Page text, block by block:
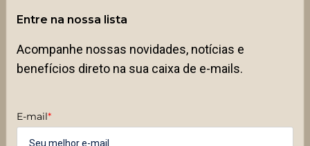
Entre na nossa lista
Acompanhe nossas novidades, notícias e
benefícios direto na sua caixa de e-mails.
E-mail*